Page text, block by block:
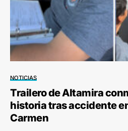
NOTICIAS
Trailero de Altamira
historia tras accidente
Carmen